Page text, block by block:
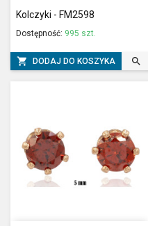
Kolczyki - FM2598
Dostępność: 995 szt.
 DODAJ DO KOSZYKA 